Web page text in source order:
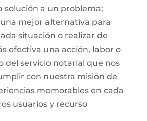
solución a un problema;
mejor alternativa para
situación o realizar de
efectiva una acción, labor o
del servicio notarial que nos
con nuestra misión de
memorables en cada
usuarios y recurso